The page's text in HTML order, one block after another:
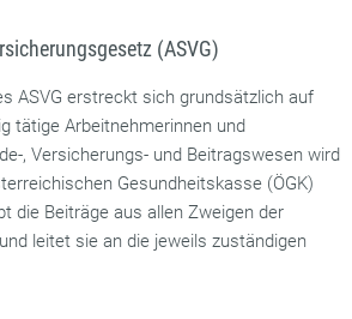
(ASVG)
ASVG erstreckt sich grundsätzlich auf
tätige Arbeitnehmerinnen und
, Versicherungs- und Beitragswesen wird
Gesundheitskasse (ÖGK)
die Beiträge aus allen Zweigen der
leitet sie an die jeweils zuständigen